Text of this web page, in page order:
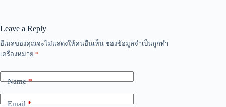
Leave a Reply
อีเมลของคุณจะไม่แสดงให้คนอื่นเห็น ช่องข้อมูลจำเป็นถูกทำ
เครื่องหมาย *
Name*
Email*